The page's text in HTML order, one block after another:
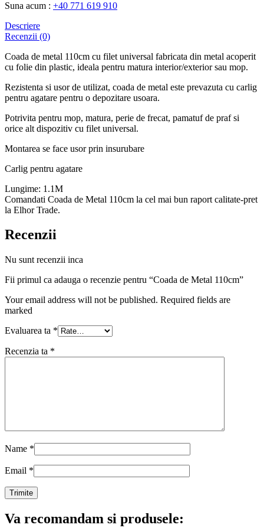
Suna acum : +40 771 619 910
Descriere
Recenzii (0)
Coada de metal 110cm cu filet universal fabricata din metal acoperit
cu folie din plastic, ideala pentru matura interior/exterior sau mop.
Rezistenta si usor de utilizat, coada de metal este prevazuta cu carlig
pentru agatare pentru o depozitare usoara.
Potrivita pentru mop, matura, perie de frecat, pamatuf de praf si
orice alt dispozitiv cu filet universal.
Montarea se face usor prin insurubare
Carlig pentru agatare
Lungime: 1.1M
Comandati Coada de Metal 110cm la cel mai bun raport calitate-pret
la Elhor Trade.
Recenzii
Nu sunt recenzii inca
Fii primul ca adauga o recenzie pentru “Coada de Metal 110cm”
Your email address will not be published. Required fields are
marked
Evaluarea ta *
Recenzia ta *
Name *
Email *
Va recomandam si produsele: